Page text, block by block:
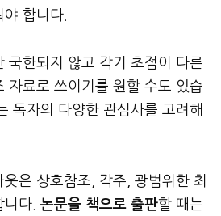
합니다.
국한되지 않고 각기 초점이 다른
자료로 쓰이기를 원할 수도 있습
독자의 다양한 관심사를 고려해
은 상호참조, 각주, 광범위한 최
다. 논문을 책으로 출판할 때는